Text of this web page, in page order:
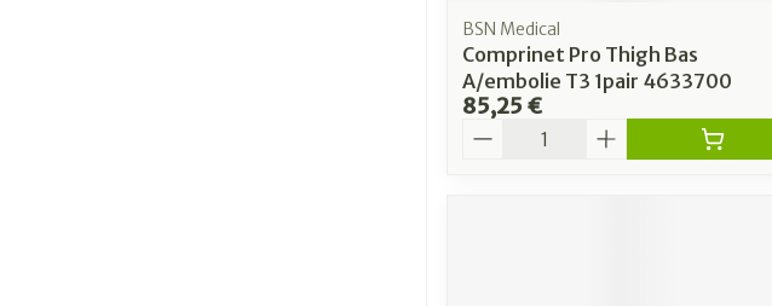
BSN Medical
Comprinet Pro Thigh Bas
A/embolie T3 1pair 4633700
85,25 €
Quantité